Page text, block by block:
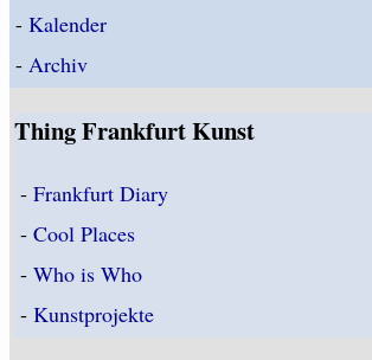
- Kalender
- Archiv
Thing Frankfurt Kunst
-Frankfurt Diary
-Cool Places
-Who is Who
-Kunstprojekte